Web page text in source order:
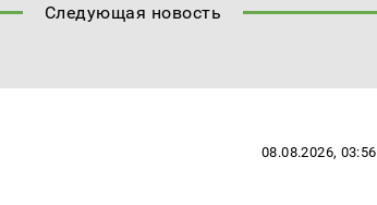
Следующая новость
08.08.2026, 03:56